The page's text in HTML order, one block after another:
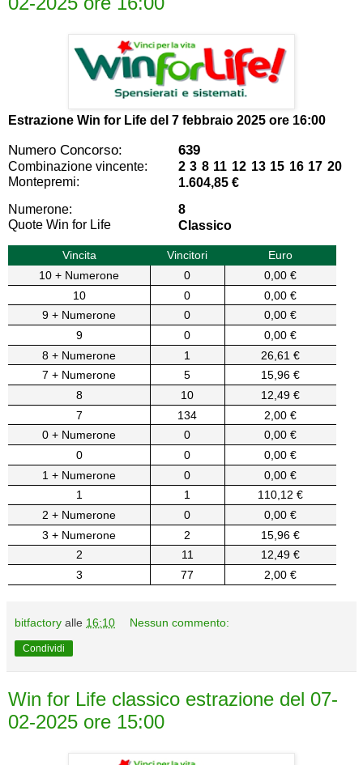
Estrazione Win for Life del 7 febbraio 2025 ore 16:00
Numero Concorso: 639
Combinazione vincente:
2 3 8 11 12 13 15 16 17 20
Montepremi:
1.604,85 €
Numerone:
8
Quote Win for Life
Classico
Vincita Vincitori
Euro
10 + Numerone
0
0,00 €
10
0
0,00 €
9 + Numerone
0
0,00 €
9
0
0,00 €
8 + Numerone
1
26,61 €
7 + Numerone
5
15,96 €
8
10
12,49 €
7
134
2,00 €
0 + Numerone
0
0,00 €
0
0
0,00 €
1 + Numerone
0
0,00 €
1
1
110,12 €
2 + Numerone
0
0,00 €
3 + Numerone
2
15,96 €
2
11
12,49 €
3
77 2,00 €
bitfactory alle 16:10 Nessun commento:
Condividi
Win for Life classico estrazione del 07-
02-2025 ore 15:00